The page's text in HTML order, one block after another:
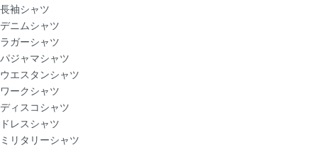
長袖シャツ
デニムシャツ
ラガーシャツ
パジャマシャツ
ウエスタンシャツ
ワークシャツ
ディスコシャツ
ドレスシャツ
ミリタリーシャツ